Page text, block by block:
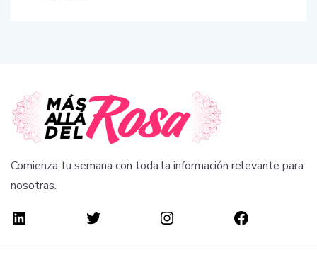
Comienza tu semana con toda la información relevante para
nosotras.